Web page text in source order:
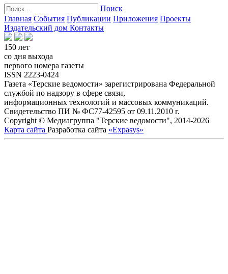
Поиск
Главная События Публикации Приложения Проекты
Издательский дом Контакты
150 лет
со дня выхода
первого номера газеты
ISSN 2223-0424
Газета «Терские ведомости» зарегистрирована Федеральной
службой по надзору в сфере связи,
информационных технологий и массовых коммуникаций.
Свидетельство ПИ № ФС77-42595 от 09.11.2010 г.
Copyright © Медиагруппа "Терские ведомости", 2014-2026
Карта сайта Разработка сайта «Expasys»